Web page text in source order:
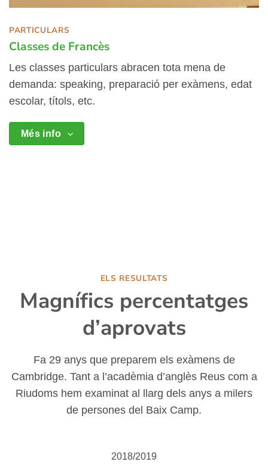
PARTICULARS
Classes de Francès
Les classes particulars abracen tota mena de
demanda: speaking, preparació per exàmens, edat
escolar, títols, etc.
Més info
ELS RESULTATS
Magnífics percentatges
d’aprovats
Fa 29 anys que preparem els exàmens de
Cambridge. Tant a l’acadèmia d’anglès Reus com a
Riudoms hem examinat al llarg dels anys a milers
de persones del Baix Camp.
2018/2019